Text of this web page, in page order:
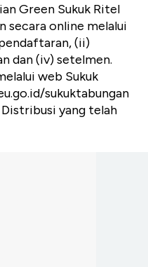
Green Sukuk Ritel
secara online melalui
(ii)
dan (iv) setelmen.
web Sukuk
sukuktabungan
yang telah